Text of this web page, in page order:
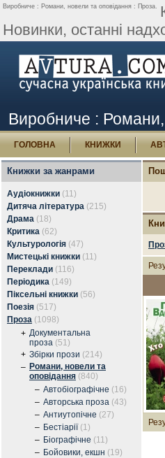
Виробниче : Романи, новели та оповідання : Проза.
Новинки, останні
Виробниче :
ГОЛОВНА КНИЖКИ
Книжки за жанрами
Аудіокнижки (11)
Дитяча література (215)
Драма (18)
Критика (62)
Культурологія (47)
Мистецькі книжки (11)
Переклади (116)
Періодика (149)
Піксельні книжки (56)
Поезія (517)
Проза (1098)
+ Документальна
проза (51)
+ Збірки прози (214)
– Романи, новели та
оповідання (840)
– Автобіографічне (16)
– Авторська проза (43)
– Антиутопічне (27)
– Бестіарії (1)
– Біографічне (11)
– Бойовики, екшн (19)